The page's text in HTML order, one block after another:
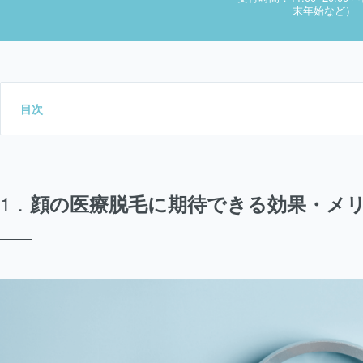
末年始など）
目次
顔の医療脱毛に期待できる効果・メ